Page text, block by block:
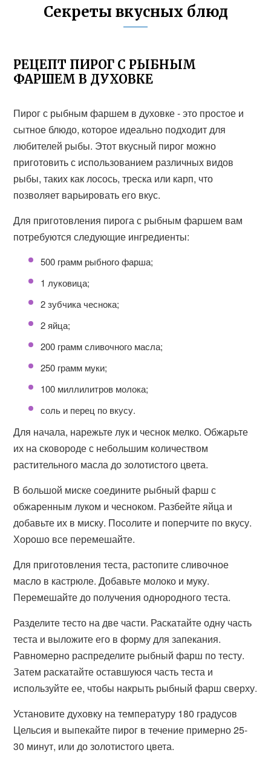
Секреты вкусных блюд
РЕЦЕПТ ПИРОГ С РЫБНЫМ
ФАРШЕМ В ДУХОВКЕ
Пирог с рыбным фаршем в духовке - это простое и
сытное блюдо, которое идеально подходит для
любителей рыбы. Этот вкусный пирог можно
приготовить с использованием различных видов
рыбы, таких как лосось, треска или карп, что
позволяет варьировать его вкус.
Для приготовления пирога с рыбным фаршем вам
потребуются следующие ингредиенты:
500 грамм рыбного фарша;
1 луковица;
2 зубчика чеснока;
2 яйца;
200 грамм сливочного масла;
250 грамм муки;
100 миллилитров молока;
соль и перец по вкусу.
Для начала, нарежьте лук и чеснок мелко. Обжарьте
их на сковороде с небольшим количеством
растительного масла до золотистого цвета.
В большой миске соедините рыбный фарш с
обжаренным луком и чесноком. Разбейте яйца и
добавьте их в миску. Посолите и поперчите по вкусу.
Хорошо все перемешайте.
Для приготовления теста, растопите сливочное
масло в кастрюле. Добавьте молоко и муку.
Перемешайте до получения однородного теста.
Разделите тесто на две части. Раскатайте одну часть
теста и выложите его в форму для запекания.
Равномерно распределите рыбный фарш по тесту.
Затем раскатайте оставшуюся часть теста и
используйте ее, чтобы накрыть рыбный фарш сверху.
Установите духовку на температуру 180 градусов
Цельсия и выпекайте пирог в течение примерно 25-
30 минут, или до золотистого цвета.